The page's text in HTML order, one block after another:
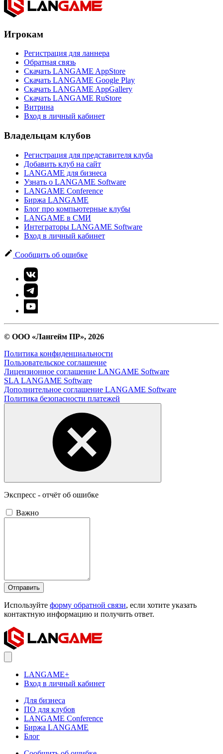
Игрокам
Регистрация для ланнера
Обратная связь
Скачать LANGAME AppStore
Скачать LANGAME Google Play
Скачать LANGAME AppGallery
Скачать LANGAME RuStore
Витрина
Вход в личный кабинет
Владельцам клубов
Регистрация для представителя клуба
Добавить клуб на сайт
LANGAME для бизнеса
Узнать о LANGAME Software
LANGAME Conference
Биржа LANGAME
Блог про компьютерные клубы
LANGAME в СМИ
Интеграторы LANGAME Software
Вход в личный кабинет
Сообщить об ошибке
© ООО «Лангейм ПР», 2026
Политика конфиденциальности
Пользовательское соглашение
Лицензионное соглашение LANGAME Software
SLA LANGAME Software
Дополнительное соглашение LANGAME Software
Политика безопасности платежей
Экспресс - отчёт об ошибке
Важно
Отправить
Используйте форму обратной связи, если хотите указать
контактную информацию и получить ответ.
LANGAME+
Вход в личный кабинет
Для бизнеса
ПО для клубов
LANGAME Conference
Биржа LANGAME
Блог